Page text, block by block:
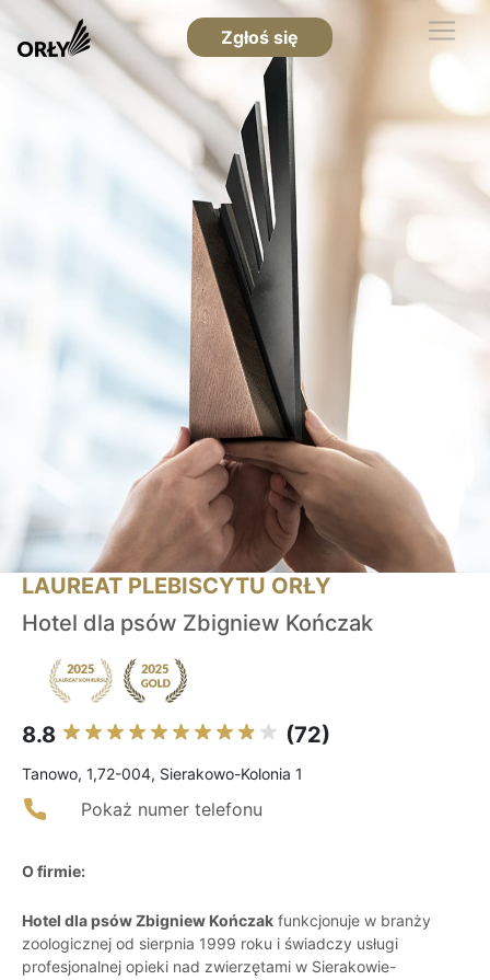
Zgłoś się
LAUREAT PLEBISCYTU ORŁY
Hotel dla psów Zbigniew Kończak
8.8 (72)
Tanowo, 1,72-004, Sierakowo-Kolonia 1
Pokaż numer telefonu
O firmie:
Hotel dla psów Zbigniew Kończak funkcjonuje w branży
zoologicznej od sierpnia 1999 roku i świadczy usługi
profesjonalnej opieki nad zwierzętami w Sierakowie-